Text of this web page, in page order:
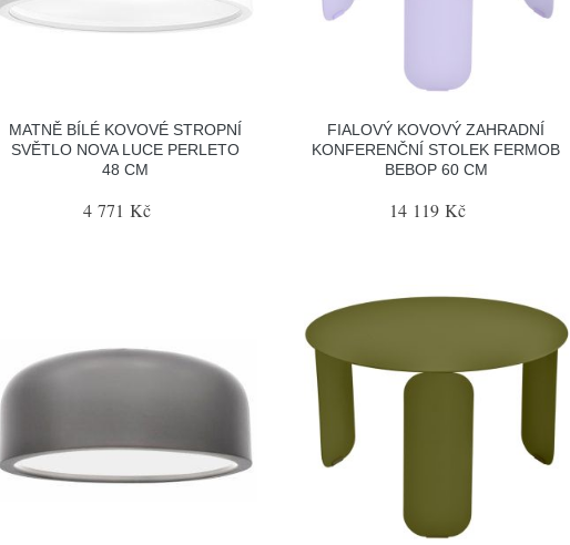
MATNĚ BÍLÉ KOVOVÉ STROPNÍ
SVĚTLO NOVA LUCE PERLETO
48 CM
4 771 Kč
FIALOVÝ KOVOVÝ ZAHRADNÍ
KONFERENČNÍ STOLEK FERMOB
BEBOP 60 CM
14 119 Kč